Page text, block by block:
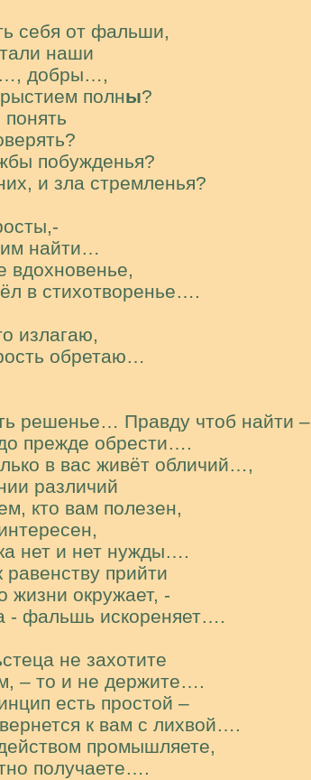
себя от фальши,
наши
добры…,
полны?
побужденья?
и зла стремленья?
найти…
в стихотворенье….
излагаю,
обретаю…
решенье… Правду чтоб найти –
прежде обрести….
в вас живёт обличий…,
различий
кто вам полезен,
нет и нет нужды….
прийти
жизни окружает, -
- фальшь искореняет….
не захотите
– то и не держите….
есть простой –
к вам с лихвой….
промышляете,
получаете….